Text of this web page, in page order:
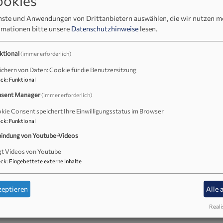
Prieto Peral zu Matthäus 8, 5-13 „Der Hauptmann von
Thomas Prieto Peral zu Jeremia 29, 5-7
Prieto Peral mit vielen Anregungen, Gedanken und
Arneth zu Mose 20, 1-17, Die Zehn Gebote, Predigttext und
Bach-Fischer zu Römer 13,1-7.10,
Gottes. Nein zum Rechtsextremismus: Haltungen,
und Anwendungen von Drittanbietern auswählen, die wir nutzen
bitte unsere Datenschutzhinweise lesen.
(immer erforderlich)
von Daten: Cookie für die Benutzersitzung
: Funktional
Manager(immer erforderlich)
Consent speichert Ihre Einwilligungsstatus im Browser
: Funktional
von Youtube-Videos
Videos von Youtube
: Eingebettete externe Inhalte
Alle